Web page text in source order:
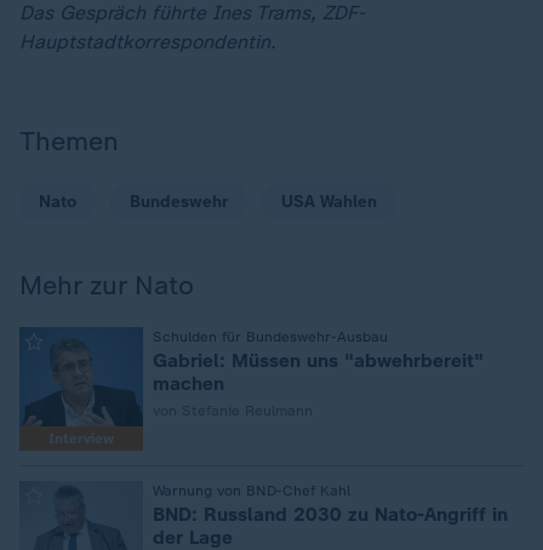
Das Gespräch führte Ines Trams, ZDF-
Hauptstadtkorrespondentin.
Themen
Nato Bundeswehr USA Wahlen
Mehr zur Nato
Interview
Schulden für Bundeswehr-Ausbau
Gabriel: Müssen uns "abwehrbereit"
machen
Warnung von BND-Chef Kahl
BND: Russland 2030 zu Nato-Angriff in
der Lage